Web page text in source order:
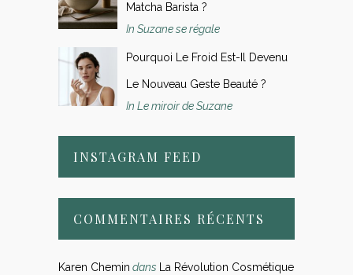
Matcha Barista ?
In Suzane se régale
Pourquoi Le Froid Est-Il Devenu
Le Nouveau Geste Beauté ?
In Le miroir de Suzane
INSTAGRAM FEED
COMMENTAIRES RÉCENTS
Karen Chemin dans La Révolution Cosmétique